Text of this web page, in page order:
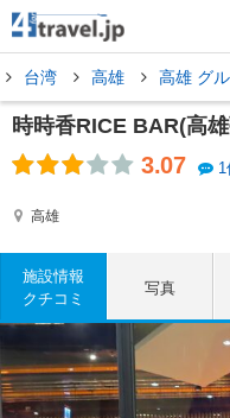
台湾 高雄 高雄 グ
時時香RICE BAR(高
3.07 1
高雄
施設情報
クチコミ
写真